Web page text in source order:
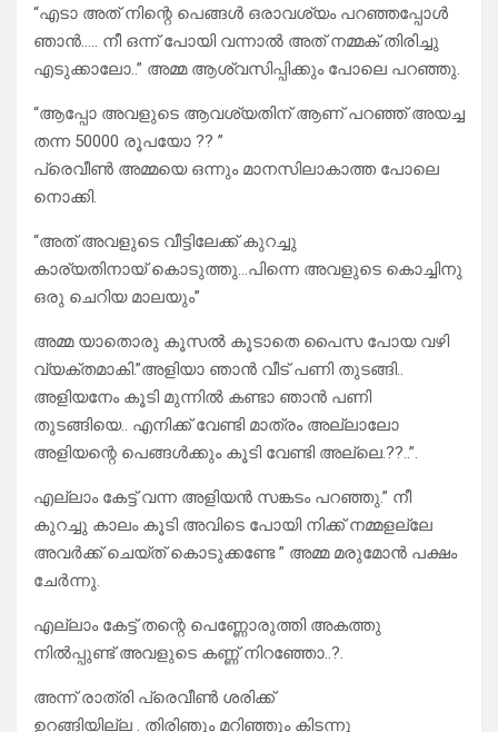
“എടാ അത് നിന്റെ പെങ്ങൾ ഒരാവശ്യം പറഞ്ഞപ്പോൾ
ഞാൻ….. നീ ഒന്ന് പോയി വന്നാൽ അത് നമ്മക് തിരിച്ചു
എടുക്കാലോ..” അമ്മ ആശ്വസിപ്പിക്കും പോലെ പറഞ്ഞു.
“ആപ്പോ അവളുടെ ആവശ്യതിന് ആണ് പറഞ്ഞ് അയച്ച
തന്ന 50000 രൂപയോ ?? ”
പ്രെവീൺ അമ്മയെ ഒന്നും മാനസിലാകാത്ത പോലെ
നൊക്കി.
“അത് അവളുടെ വീട്ടിലേക്ക് കുറച്ചു
കാര്യതിനായ് കൊടുത്തു…പിന്നെ അവളുടെ കൊച്ചിനു
ഒരു ചെറിയ മാലയും”
അമ്മ യാതൊരു കൂസൽ കൂടാതെ പൈസ പോയ വഴി
വ്യക്തമാകി.”അളിയാ ഞാൻ വീട് പണി തുടങ്ങി..
അളിയനേം കൂടി മുന്നിൽ കണ്ടാ ഞാൻ പണി
തുടങ്ങിയെ.. എനിക്ക് വേണ്ടി മാത്രം അല്ലാലോ
അളിയന്റെ പെങ്ങൾക്കും കൂടി വേണ്ടി അല്ലെ.??..”.
എല്ലാം കേട്ട് വന്ന അളിയൻ സങ്കടം പറഞ്ഞു.” നീ
കുറച്ചു കാലം കൂടി അവിടെ പോയി നിക്ക് നമ്മളല്ലേ
അവർക്ക് ചെയ്ത് കൊടുക്കണ്ടേ ” അമ്മ മരുമോൻ പക്ഷം
ചേർന്നു.
എല്ലാം കേട്ട് തന്റെ പെണ്ണോരുത്തി അകത്തു
നിൽപ്പുണ്ട് അവളുടെ കണ്ണ് നിറഞ്ഞോ..?.
അന്ന് രാത്രി പ്രെവീൺ ശരിക്ക്
ഉറങ്ങിയില്ല . തിരിഞും മറിഞ്ഞും കിടന്നു